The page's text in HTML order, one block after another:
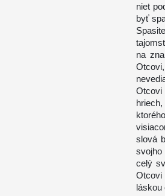
niet
byť
na
slová
celý
Otcovi
láskou